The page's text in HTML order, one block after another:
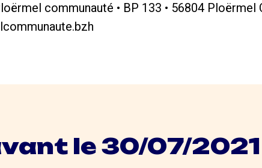
communauté • BP 133 • 56804 Ploërmel
le 30/07/2021